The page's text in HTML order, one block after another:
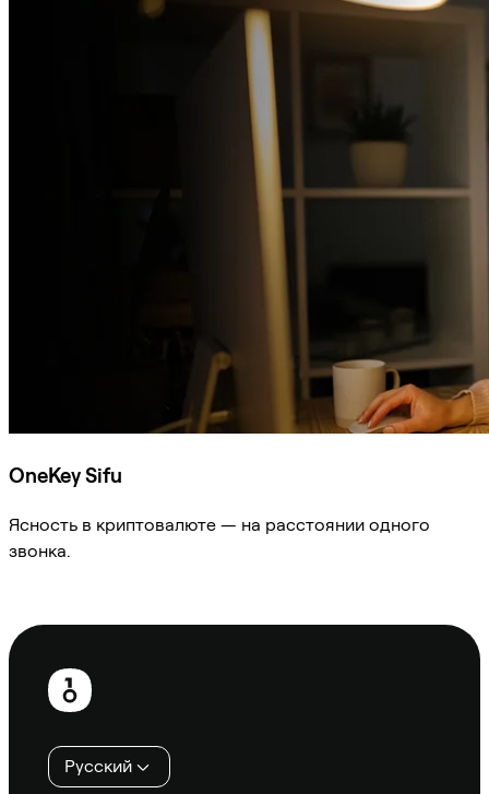
OneKey Sifu
Ясность в криптовалюте — на расстоянии одного
звонка.
Нижний
колонтитул
Русский